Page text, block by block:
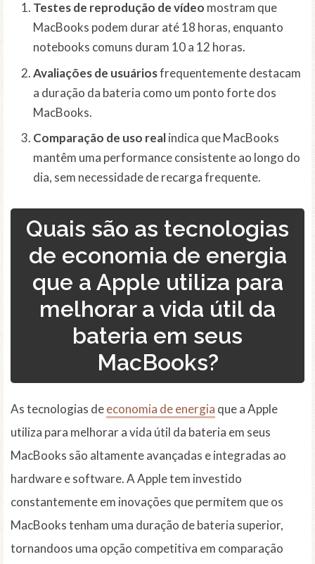
Testes de reprodução de vídeo mostram que
MacBooks podem durar até 18 horas, enquanto
notebooks comuns duram 10 a 12 horas.
Avaliações de usuáriosfrequentemente destacam
a duração da bateria como um ponto forte dos
MacBooks.
Comparação de uso realindica que MacBooks
mantêm uma performance consistente ao longo do
dia, sem necessidade de recarga frequente.
Quais são as tecnologias
de economia de energia
que a Apple utiliza para
melhorar a vida útil da
bateria em seus
MacBooks?
As tecnologias deeconomia de energia que a Apple
utiliza para melhorar a vida útil da bateria em seus
MacBooks são altamente avançadas e integradas ao
hardware e software. A Apple tem investido
constantemente em inovações que permitem que os
MacBooks tenham uma duração de bateria superior,
tornandoos uma opção competitiva em comparação